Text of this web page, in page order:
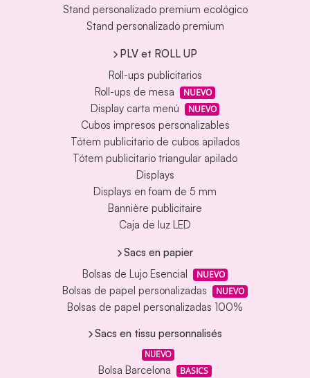
Stand personalizado premium ecológico
Stand personalizado premium
PLV et ROLL UP
Roll-ups publicitarios
Roll-ups de mesa
NUEVO
Display carta menú NUEVO
Cubos impresos personalizables
Tótem publicitario de cubos apilados
Tótem publicitario triangular apilado
Displays
Displays en foam de 5 mm
Bannière publicitaire
Caja de luz LED
Sacs en papier
Bolsas de Lujo Esencial
NUEVO
Bolsas de papel personalizadas NUEVO
Bolsas de papel personalizadas 100%
Sacs en tissu personnalisés
NUEVO
Bolsa Barcelona BASICS